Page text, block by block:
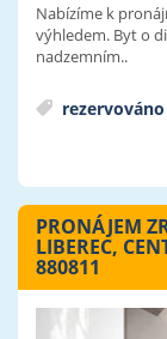
Nabízíme k
výhledem. Byt o
nadzemním..
rezervováno
PRONÁJEM
LIBEREC,
880811